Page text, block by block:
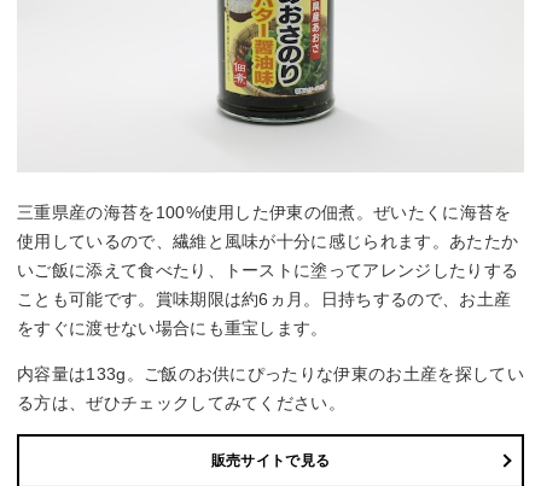
三重県産の海苔を100%使用した伊東の佃煮。ぜいたくに海苔を
使用しているので、繊維と風味が十分に感じられます。あたたか
いご飯に添えて食べたり、トーストに塗ってアレンジしたりする
ことも可能です。賞味期限は約6ヵ月。日持ちするので、お土産
をすぐに渡せない場合にも重宝します。
内容量は133g。ご飯のお供にぴったりな伊東のお土産を探してい
る方は、ぜひチェックしてみてください。
販売サイトで見る